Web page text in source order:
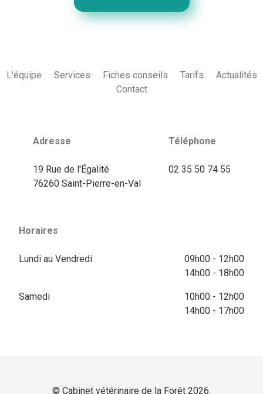
L'équipe Services Fiches conseils Tarifs
Actualités
Contact
Adresse
19 Rue de l'Égalité
76260 Saint-Pierre-en-Val
Téléphone
02 35 50 74 55
Horaires
Lundi au Vendredi
09h00 - 12h00
14h00 - 18h00
Samedi
10h00 - 12h00
14h00 - 17h00
© Cabinet vétérinaire de la Forêt 2026.